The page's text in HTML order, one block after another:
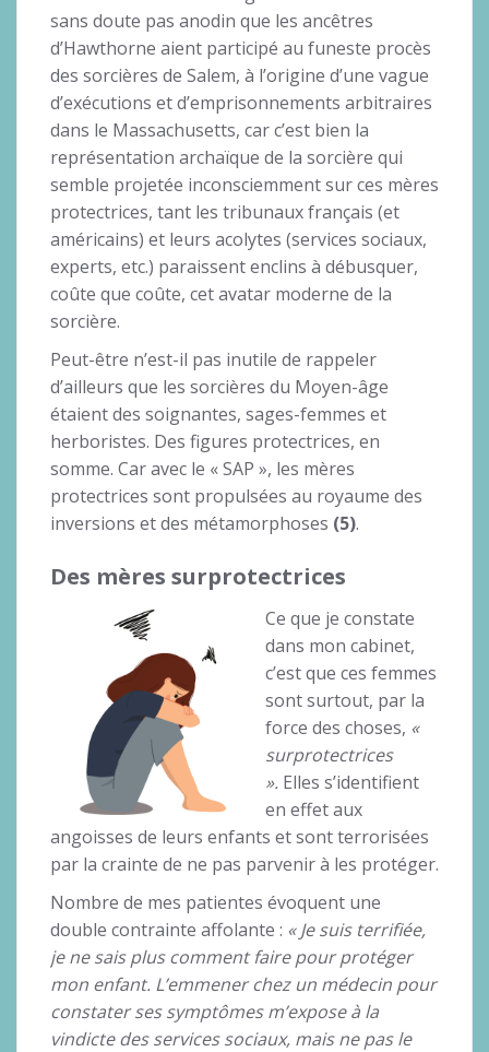
sans doute pas anodin que les ancêtres
d’Hawthorne aient participé au funeste procès
des sorcières de Salem, à l’origine d’une vague
d’exécutions et d’emprisonnements arbitraires
dans le Massachusetts, car c’est bien la
représentation archaïque de la sorcière qui
semble projetée inconsciemment sur ces mères
protectrices, tant les tribunaux français (et
américains) et leurs acolytes (services sociaux,
experts, etc.) paraissent enclins à débusquer,
coûte que coûte, cet avatar moderne de la
sorcière.
Peut-être n’est-il pas inutile de rappeler
d’ailleurs que les sorcières du Moyen-âge
étaient des soignantes, sages-femmes et
herboristes. Des figures protectrices, en
somme. Car avec le « SAP », les mères
protectrices sont propulsées au royaume des
inversions et des métamorphoses (5).
Des mères surprotectrices
Ce que je constate
dans mon cabinet,
c’est que ces femmes
sont surtout, par la
force des choses, «
surprotectrices
». Elles s’identifient
en effet aux
angoisses de leurs enfants et sont terrorisées
par la crainte de ne pas parvenir à les protéger.
Nombre de mes patientes évoquent une
double contrainte affolante : « Je suis terrifiée,
je ne sais plus comment faire pour protéger
mon enfant. L’emmener chez un médecin pour
constater ses symptômes m’expose à la
vindicte des services sociaux, mais ne pas le